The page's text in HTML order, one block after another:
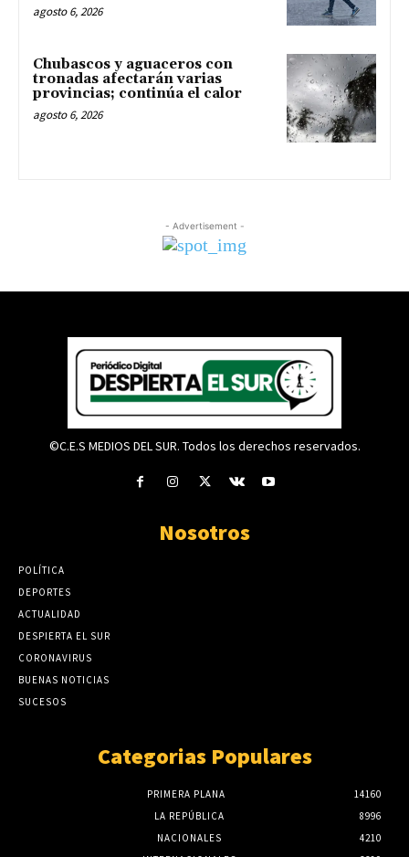
agosto 6, 2026
Chubascos y aguaceros con
tronadas afectarán varias
provincias; continúa el calor
agosto 6, 2026
- Advertisement -
©C.E.S MEDIOS DEL SUR. Todos los derechos reservados.
Nosotros
POLÍTICA
DEPORTES
ACTUALIDAD
DESPIERTA EL SUR
CORONAVIRUS
BUENAS NOTICIAS
SUCESOS
Categorias Populares
PRIMERA PLANA
14160
LA REPÚBLICA
8996
NACIONALES
4210